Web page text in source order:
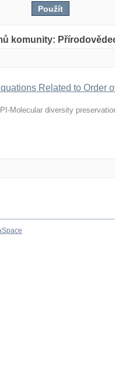
komunity:
Related to Order
Molecular diversity